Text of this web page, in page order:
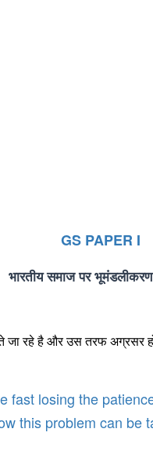
GS PAPER I
भारतीय समाज पर भूमंडलीकरण
जा रहे है और उस तरफ अग्रसर
fast losing the
this problem can be